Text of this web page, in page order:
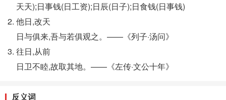
天天);日事钱(日工资);日辰(日子);日食钱(日事钱)
他日,改天
日与俱来,吾与若俱观之。——《列子·汤问》
往日,从前
日卫不睦,故取其地。——《左传·文公十年》
反义词